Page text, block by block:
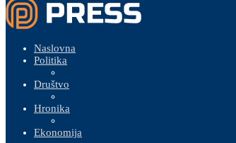
Naslovna
Politika
Društvo
Hronika
Ekonomija